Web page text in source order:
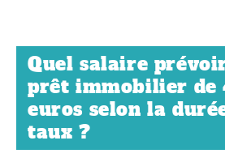
Quel salaire
prêt immobilier de
euros selon la
taux ?